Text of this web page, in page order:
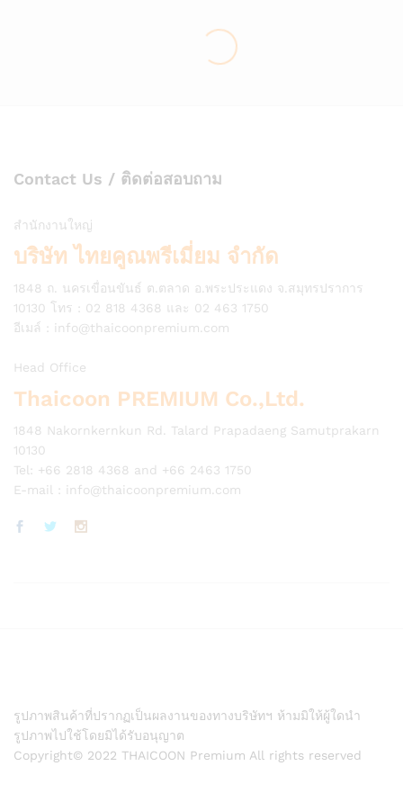
Contact Us / ติดต่อสอบถาม
สำนักงานใหญ่
บริษัท ไทยคูณพรีเมี่ยม จำกัด
1848 ถ. นครเขื่อนขันธ์ ต.ตลาด อ.พระประแดง จ.สมุทรปราการ
10130 โทร : 02 818 4368 และ 02 463 1750
อีเมล์ : info@thaicoonpremium.com
Head Office
Thaicoon PREMIUM Co.,Ltd.
1848 Nakornkernkun Rd. Talard Prapadaeng Samutprakarn
10130
Tel: +66 2818 4368 and +66 2463 1750
E-mail : info@thaicoonpremium.com
รูปภาพสินค้าที่ปรากฏเป็นผลงานของทางบริษัทฯ ห้ามมิให้ผู้ใดนำ
รูปภาพไปใช้โดยมิได้รับอนุญาต
Copyright© 2022 THAICOON Premium All rights reserved